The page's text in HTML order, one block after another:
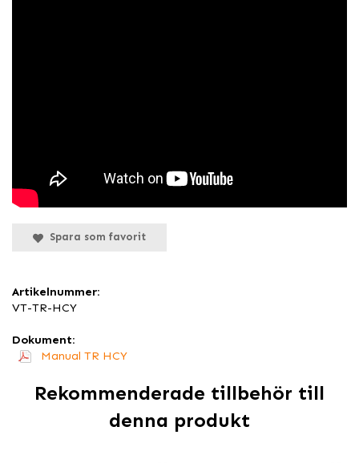
Spara som favorit
Artikelnummer:
VT-TR-HCY
Dokument:
Manual TR HCY
Rekommenderade tillbehör till
denna produkt